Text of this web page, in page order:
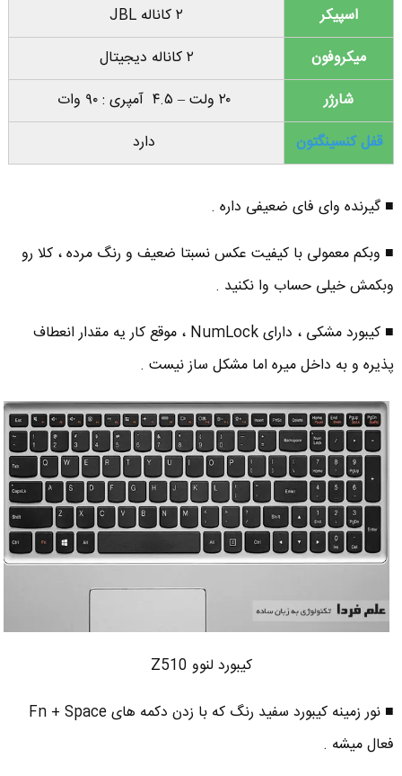
اسپیکر
۲ کاناله JBL
میکروفون
۲ کاناله دیجیتال
شارژر
قفل کنسینگتون
دارد
■ گیرنده وای فای ضعیفی داره .
■ وبکم معمولی با کیفیت عکس نسبتا ضعیف و رنگ مرده ، کلا رو
وبکمش خیلی حساب وا نکنید .
■ کیبورد مشکی ، دارای NumLock ، موقع کار یه مقدار انعطاف
پذیره و به داخل میره اما مشکل ساز نیست .
کیبورد لنوو Z510
■ نور زمینه کیبورد سفید رنگ که با زدن دکمه های Fn + Space
فعال میشه .